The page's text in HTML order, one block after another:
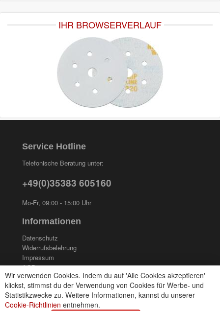
IHR BROWSERVERLAUF
Wir verwenden Cookies. Indem du auf 'Alle Cookies akzeptieren'
klickst, stimmst du der Verwendung von Cookies für Werbe- und
Statistikzwecke zu. Weitere Informationen, kannst du unserer
Cookie-Richtlinien entnehmen.
Service Hotline
Telefonische Beratung unter:
+49(0)35383 605160
Mo-Fr, 09:00 - 15:00 Uhr
Informationen
Datenschutz
Widerrufsbelehrung
Impressum
AGB
Kontakt
Cookies einstellungen
Zahlungsarten